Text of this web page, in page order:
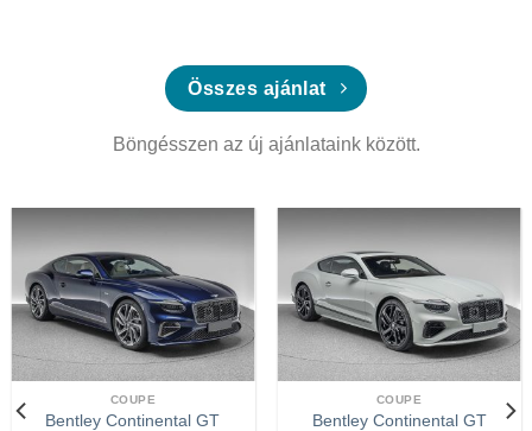
Összes ajánlat
Böngésszen az új ajánlataink között.
COUPE
Bentley Continental GT
COUPE
Bentley Continental GT